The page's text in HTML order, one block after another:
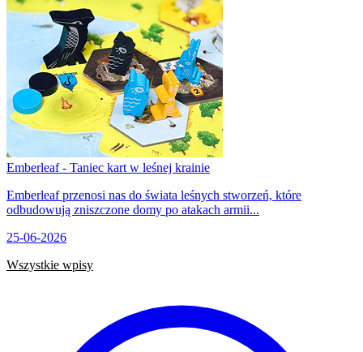
Emberleaf - Taniec kart w leśnej krainie
Emberleaf przenosi nas do świata leśnych stworzeń, które
odbudowują zniszczone domy po atakach armii...
25-06-2026
Wszystkie wpisy